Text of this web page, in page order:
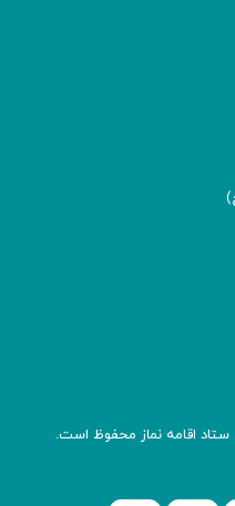
نماز محفوظ است.